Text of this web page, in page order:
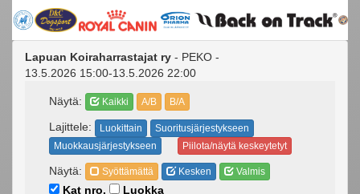
Lapuan Koiraharrastajat ry - PEKO -
13.5.2026 15:00-13.5.2026 22:00
Näytä: Kaikki A/B B/A
Lajittele: Luokittain
Suoritusjärjestykseen
Muokkausjärjestykseen
Piilota/näytä keskeytetyt
Näytä: Syöttämättä Kesken Valmis
Kat nro.
Luokka